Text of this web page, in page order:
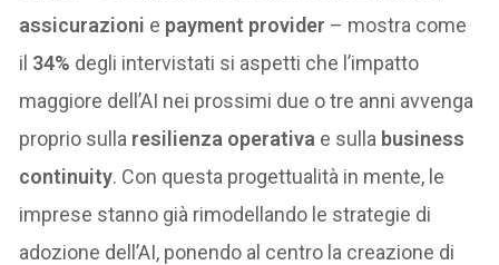
assicurazioni e payment provider – mostra come
il 34% degli intervistati si aspetti che l’impatto
maggiore dell’AI nei prossimi due o tre anni avvenga
proprio sulla resilienza operativa e sulla business
continuity. Con questa progettualità in mente, le
imprese stanno già rimodellando le strategie di
adozione dell’AI, ponendo al centro la creazione di